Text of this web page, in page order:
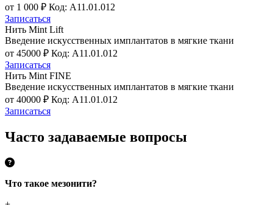
от 1 000 ₽ Код: A11.01.012
Записаться
Нить Mint Lift
Введение искусственных имплантатов в мягкие ткани
от 45000 ₽ Код: A11.01.012
Записаться
Нить Mint FINE
Введение искусственных имплантатов в мягкие ткани
от 40000 ₽ Код: A11.01.012
Записаться
Часто задаваемые вопросы
Что такое мезонити?